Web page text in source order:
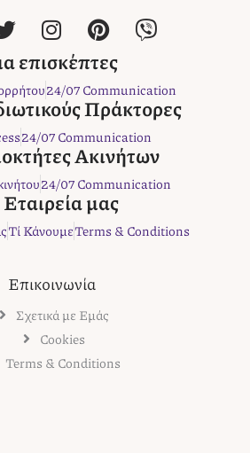
T
w
i
t
t
e
r
I
n
s
t
a
g
r
a
m
P
i
n
t
e
r
e
s
t
V
i
e
r
επισκέπτες
24/07 Communication
Πράκτορες
24/07 Communication
Ακινήτων
24/07 Communication
μας
Τί ΚάνουμεTerms & Conditions
Επικοινωνία
Σχετικά με Εμάς
Cookies
Terms & Conditions